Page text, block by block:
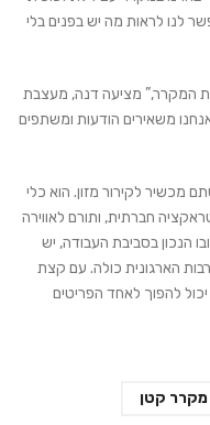
לנו לראות מה יש בפנים בלי
המקרר,” מציעה דנה, מעצבת
משאירים הודעות ומשתפים
מכשיר לקירור מזון. הוא כלי
חברתית, ותורם לאווירה
הנכון בסביבת העבודה, יש
הארגונית כולה. עם קצת
להפוך לאחד הפריטים
מקרר קטן